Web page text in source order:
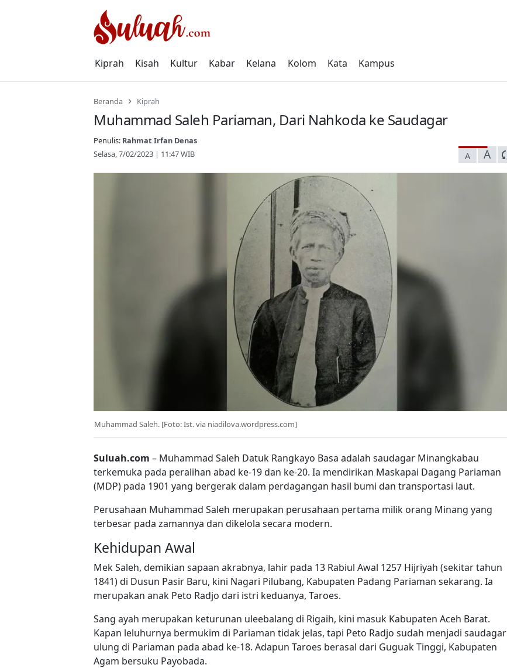
Kiprah Kisah Kultur Kabar Kelana Kolom Kata Kampus
Beranda Kiprah
Muhammad Saleh Pariaman, Dari Nahkoda ke Saudagar
Penulis: Rahmat Irfan Denas
Selasa, 7/02/2023 | 11:47 WIB
A A
Muhammad Saleh. [Foto: Ist. via niadilova.wordpress.com]
Suluah.com – Muhammad Saleh Datuk Rangkayo Basa adalah saudagar Minangkabau
terkemuka pada peralihan abad ke-19 dan ke-20. Ia mendirikan Maskapai Dagang Pariaman
(MDP) pada 1901 yang bergerak dalam perdagangan hasil bumi dan transportasi laut.
Perusahaan Muhammad Saleh merupakan perusahaan pertama milik orang Minang yang
terbesar pada zamannya dan dikelola secara modern.
Kehidupan Awal
Mek Saleh, demikian sapaan akrabnya, lahir pada 13 Rabiul Awal 1257 Hijriyah (sekitar tahun
1841) di Dusun Pasir Baru, kini Nagari Pilubang, Kabupaten Padang Pariaman sekarang. Ia
merupakan anak Peto Radjo dari istri keduanya, Taroes.
Sang ayah merupakan keturunan uleebalang di Rigaih, kini masuk Kabupaten Aceh Barat.
Kapan leluhurnya bermukim di Pariaman tidak jelas, tapi Peto Radjo sudah menjadi saudagar
ulung di Pariaman pada abad ke-18. Adapun Taroes berasal dari Guguak Tinggi, Kabupaten
Agam bersuku Payobada.